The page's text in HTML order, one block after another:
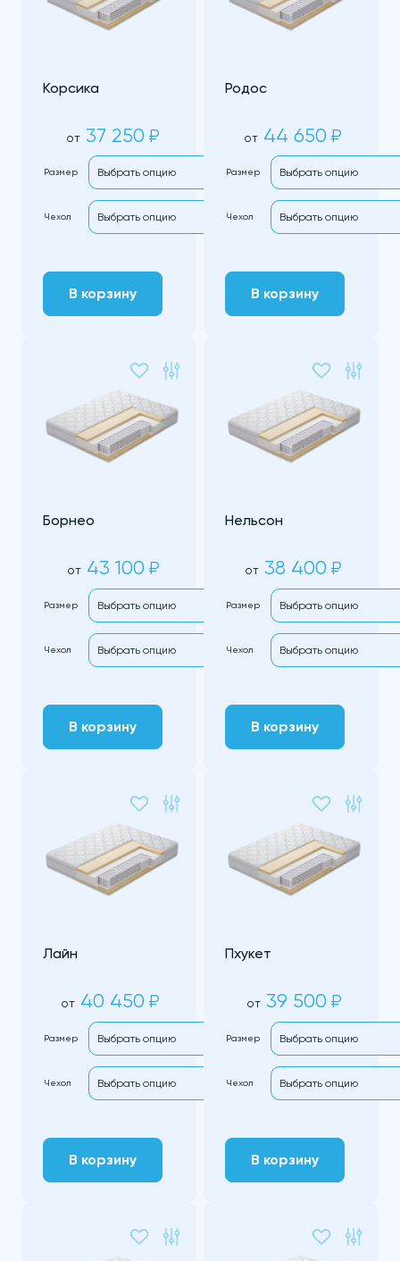
Корсика
от 37 250 ₽
Размер
Чехол
В корзину
Родос
от 44 650 ₽
Размер
Чехол
В корзину
Борнео
от 43 100 ₽
Размер
Чехол
В корзину
Нельсон
от 38 400 ₽
Размер
Чехол
В корзину
Лайн
от 40 450 ₽
Размер
Чехол
В корзину
Пхукет
от 39 500 ₽
Размер
Чехол
В корзину